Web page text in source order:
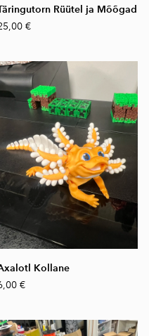
Rüütel ja Mõõgad
€
Kollane
€